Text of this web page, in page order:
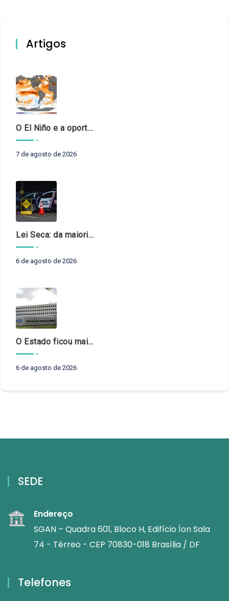
Artigos
O El Niño e a oportunidade de fortalecer o controle externo das políticas climáticas
7 de agosto de 2026
Lei Seca: da maioridade à maturidade
6 de agosto de 2026
O Estado ficou mais complexo. O controle precisa acompanhar
6 de agosto de 2026
SEDE
Endereço
SGAN – Quadra 601, Bloco H, Edifício Íon Sala
74 - Térreo - CEP 70830-018 Brasília / DF
Telefones